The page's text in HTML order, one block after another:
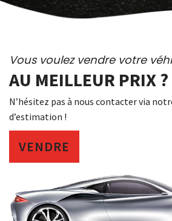
Vous voulez vendre votre
AU MEILLEUR PRIX ?
N’hésitez pas à nous contacter via
d’estimation !
VENDRE